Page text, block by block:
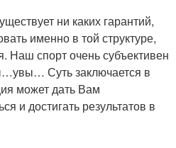
ни каких гарантий,
именно в той структуре,
Наш спорт очень субъективен
Суть заключается в
может дать Вам
и достигать результатов в